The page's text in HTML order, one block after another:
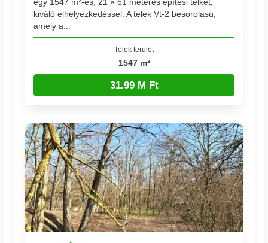
kiváló elhelyezkedéssel. A telek Vt-2 besorolású,
amely a...
Telek terület
1547 m²
31.99 M Ft